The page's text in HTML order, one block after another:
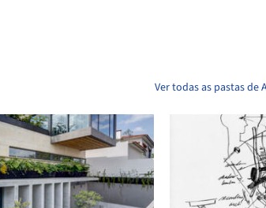
Ver todas as pastas de